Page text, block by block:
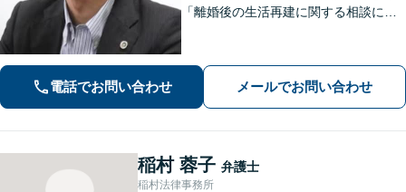
「離婚後の生活再建に関する相談に対
や立ち退き・明け渡しなどの賃貸トラ
ブル」【顧問契約可】
電話でお問い合わせ メールでお問い合わせ
稲村 蓉子 弁護士
稲村法律事務所